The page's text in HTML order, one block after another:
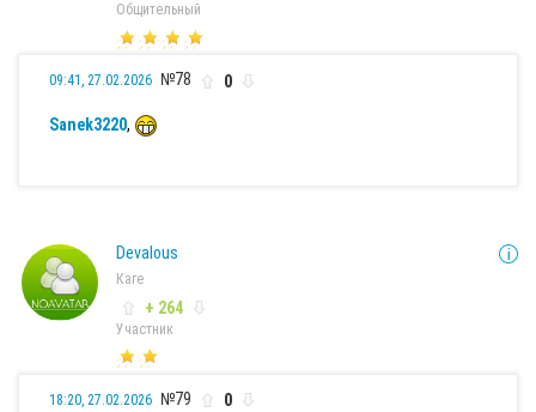
Общительный
09:41, 27.02.2026 №78 0
Sanek3220,
Devalous
Каге
+ 264
Участник
18:20, 27.02.2026 №79 0